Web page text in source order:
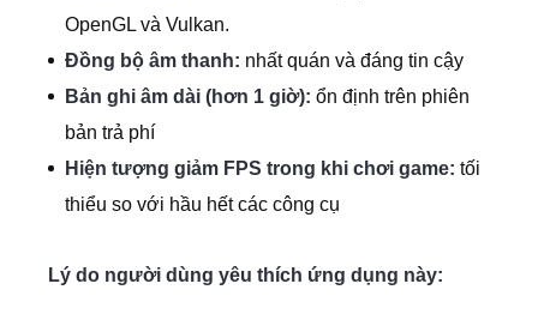
OpenGL và Vulkan.
Đồng bộ âm thanh: nhất quán và đáng tin cậy
Bản ghi âm dài (hơn 1 giờ): ổn định trên phiên
bản trả phí
Hiện tượng giảm FPS trong khi chơi game: tối
thiểu so với hầu hết các công cụ
Lý do người dùng yêu thích ứng dụng này: